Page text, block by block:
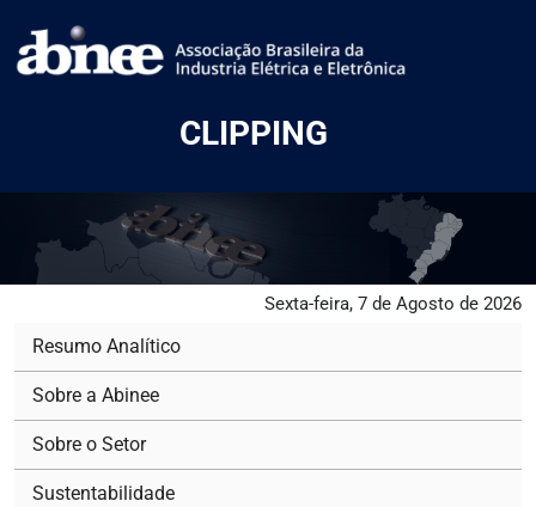
CLIPPING
Sexta-feira, 7 de Agosto de 2026
Resumo Analítico
Sobre a Abinee
Sobre o Setor
Sustentabilidade